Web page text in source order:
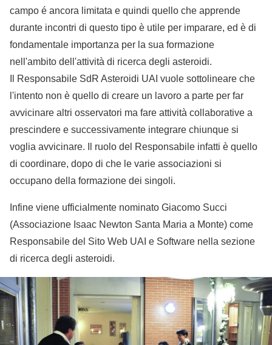
campo é ancora limitata e quindi quello che apprende
durante incontri di questo tipo è utile per imparare, ed è di
fondamentale importanza per la sua formazione
nell'ambito dell'attività di ricerca degli asteroidi.
Il Responsabile SdR Asteroidi UAI vuole sottolineare che
l'intento non è quello di creare un lavoro a parte per far
avvicinare altri osservatori ma fare attività collaborative a
prescindere e successivamente integrare chiunque si
voglia avvicinare. Il ruolo del Responsabile infatti è quello
di coordinare, dopo di che le varie associazioni si
occupano della formazione dei singoli.
Infine viene ufficialmente nominato Giacomo Succi
(Associazione Isaac Newton Santa Maria a Monte) come
Responsabile del Sito Web UAI e Software nella sezione
di ricerca degli asteroidi.